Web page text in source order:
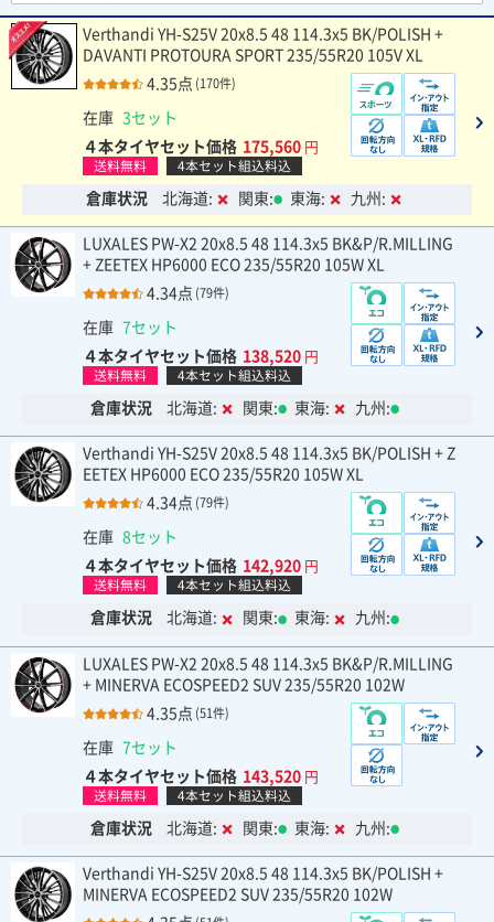
Verthandi YH-S25V 20x8.5 48 114.3x5 BK/POLISH +
DAVANTI PROTOURA SPORT 235/55R20 105V XL
4.35点 (170件)
在庫 3セット
４本タイヤセット価格 175,560 円
送料無料 4本セット組込料込
倉庫状況 北海道: 関東: 東海: 九州:
LUXALES PW-X2 20x8.5 48 114.3x5 BK&P/R.MILLING
+ ZEETEX HP6000 ECO 235/55R20 105W XL
4.34点 (79件)
在庫 7セット
４本タイヤセット価格 138,520 円
送料無料 4本セット組込料込
倉庫状況 北海道: 関東: 東海: 九州:
Verthandi YH-S25V 20x8.5 48 114.3x5 BK/POLISH + Z
EETEX HP6000 ECO 235/55R20 105W XL
4.34点 (79件)
在庫 8セット
４本タイヤセット価格 142,920 円
送料無料 4本セット組込料込
倉庫状況 北海道: 関東: 東海: 九州:
LUXALES PW-X2 20x8.5 48 114.3x5 BK&P/R.MILLING
+ MINERVA ECOSPEED2 SUV 235/55R20 102W
4.35点 (51件)
在庫 7セット
４本タイヤセット価格 143,520 円
送料無料 4本セット組込料込
倉庫状況 北海道: 関東: 東海: 九州:
Verthandi YH-S25V 20x8.5 48 114.3x5 BK/POLISH +
MINERVA ECOSPEED2 SUV 235/55R20 102W